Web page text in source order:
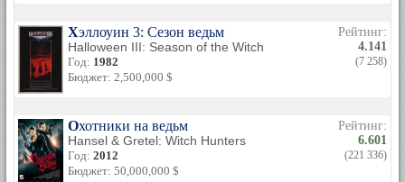
Хэллоуин 3: Сезон ведьм
Halloween III: Season of the Witch
Год: 1982
Бюджет: 2,500,000 $
Рейтинг:
4.141
(7 258)
Охотники на ведьм
Hansel & Gretel: Witch Hunters
Год: 2012
Бюджет: 50,000,000 $
Рейтинг:
6.601
(221 336)